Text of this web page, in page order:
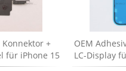
Konnektor +
für iPhone 15
neu
OEM
LC-Display